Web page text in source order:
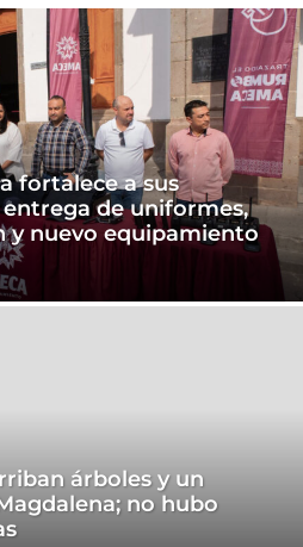
fortalece a sus
de uniformes,
y nuevo equipamiento
árboles y un
no hubo